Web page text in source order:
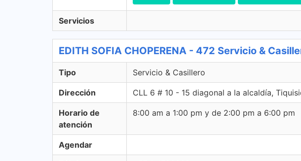
Servicios
EDITH SOFIA CHOPERENA - 472 Servicio &
Tipo Servicio & Casillero
Dirección CLL 6 # 10 - 15 diagonal a la alcaldía,
Horario de
atención
8:00 am a 1:00 pm y de 2:00 pm a 6:00 pm
Agendar